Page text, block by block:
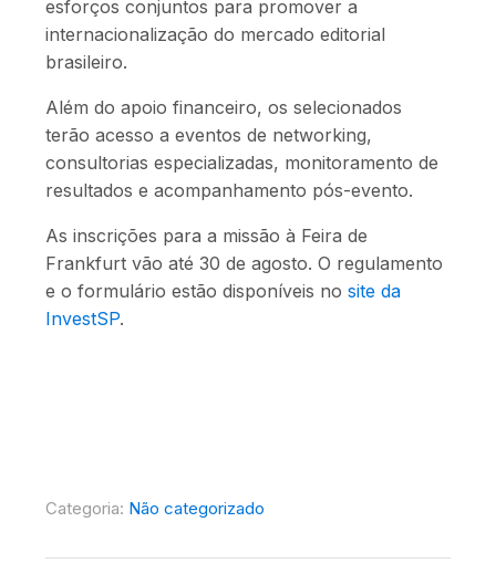
esforços conjuntos para promover a
internacionalização do mercado editorial
brasileiro.
Além do apoio financeiro, os selecionados
terão acesso a eventos de networking,
consultorias especializadas, monitoramento de
resultados e acompanhamento pós-evento.
As inscrições para a missão à Feira de
Frankfurt vão até 30 de agosto. O regulamento
e o formulário estão disponíveis no site da
InvestSP.
Categoria: Não categorizado